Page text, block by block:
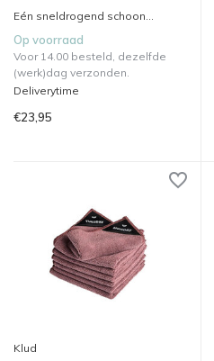
Eén sneldrogend schoon...
Op voorraad
Voor 14.00 besteld, dezelfde
(werk)dag verzonden.
Deliverytime
€23,95
Klud